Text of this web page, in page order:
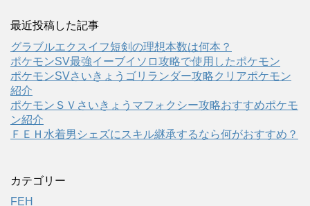
最近投稿した記事
グラブルエクスイフ短剣の理想本数は何本？
ポケモンSV最強イーブイソロ攻略で使用したポケモン
ポケモンSVさいきょうゴリランダー攻略クリアポケモン
紹介
ポケモンＳＶさいきょうマフォクシー攻略おすすめポケモ
ン紹介
ＦＥＨ水着男シェズにスキル継承するなら何がおすすめ？
カテゴリー
FEH